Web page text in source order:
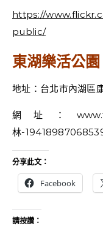
https://
public/
東湖樂活公園
地址：台北市內湖區
網址：
林-
分享此文：
Facebook
請按讚：